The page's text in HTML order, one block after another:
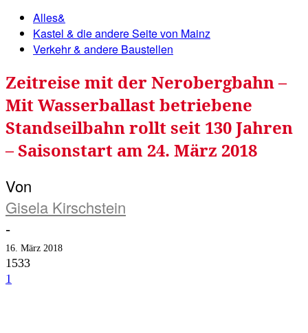
Alles&
Kastel & die andere Seite von Mainz
Verkehr & andere Baustellen
Zeitreise mit der Nerobergbahn –
Mit Wasserballast betriebene
Standseilbahn rollt seit 130 Jahren
– Saisonstart am 24. März 2018
Von
Gisela Kirschstein
-
16. März 2018
1533
1